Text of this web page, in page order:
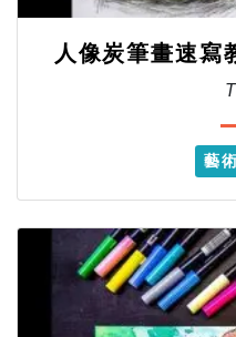
人像炭筆畫速寫
藝